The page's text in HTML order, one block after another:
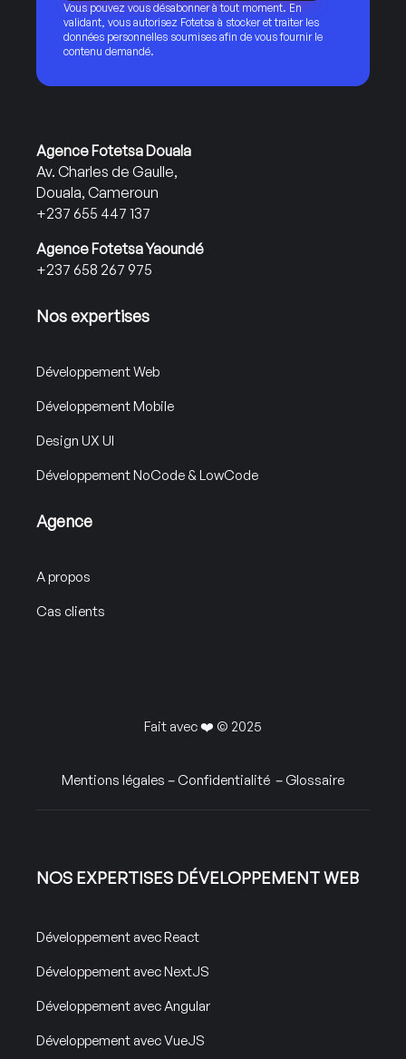
Vous pouvez vous désabonner à tout moment. En
validant, vous autorisez Fotetsa à stocker et traiter les
données personnelles soumises afin de vous fournir le
contenu demandé.
Agence Fotetsa Douala
Av. Charles de Gaulle,
Douala, Cameroun
+237 655 447 137
Agence Fotetsa Yaoundé
+237 658 267 975
Nos expertises
Développement Web
Développement Mobile
Design UX UI
Développement NoCode & LowCode
Agence
A propos
Cas clients
Fait avec ❤️ © 2025
Mentions légales –Confidentialité – Glossaire
NOS EXPERTISES DÉVELOPPEMENT WEB
Développement avec React
Développement avec NextJS
Développement avec Angular
Développement avec VueJS